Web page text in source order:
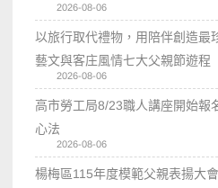
2026-08-06
以旅行取代禮物，用陪伴創造最
藝文與客庄風情七大父親節遊程
2026-08-06
高市勞工局8/23職人講座開始報
心法
2026-08-06
楊梅區115年度模範父親表揚大